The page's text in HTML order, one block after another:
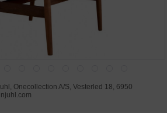
Onecollection A/S, Vesterled 18, 6950